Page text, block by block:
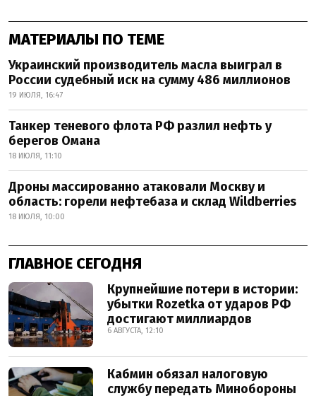
МАТЕРИАЛЫ ПО ТЕМЕ
Украинский производитель масла выиграл в
России судебный иск на сумму 486 миллионов
19 ИЮЛЯ, 16:47
Танкер теневого флота РФ разлил нефть у
берегов Омана
18 ИЮЛЯ, 11:10
Дроны массированно атаковали Москву и
область: горели нефтебаза и склад Wildberries
18 ИЮЛЯ, 10:00
ГЛАВНОЕ СЕГОДНЯ
Крупнейшие потери в истории:
убытки Rozetka от ударов РФ
достигают миллиардов
6 АВГУСТА, 12:10
Кабмин обязал налоговую
службу передать Минобороны